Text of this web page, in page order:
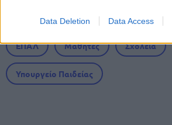
Data Deletion Data Access
ΕΠΑΛ Μαθητές Σχολεία
Υπουργείο Παιδείας